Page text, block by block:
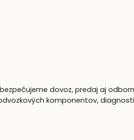
dovoz, predaj aj
komponentov,